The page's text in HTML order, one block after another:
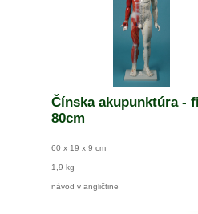
Čínska akupunktúra -
80cm
60 x 19 x 9 cm
1,9 kg
návod v angličtine